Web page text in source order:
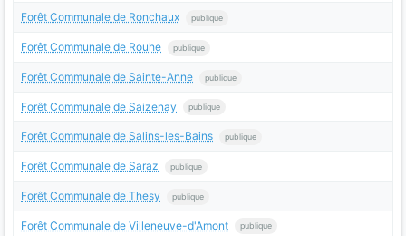
Forêt Communale de Ronchaux publique
Forêt Communale de Rouhe publique
Forêt Communale de Sainte-Anne publique
Forêt Communale de Saizenay publique
Forêt Communale de Salins-les-Bains publique
Forêt Communale de Saraz publique
Forêt Communale de Thesy publique
Forêt Communale de Villeneuve-d'Amont publique